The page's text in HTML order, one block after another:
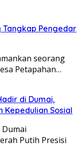
Tangkap Pengedar
seorang
Petapahan…
di Dumai,
Kepedulian Sosial
Putih Presisi